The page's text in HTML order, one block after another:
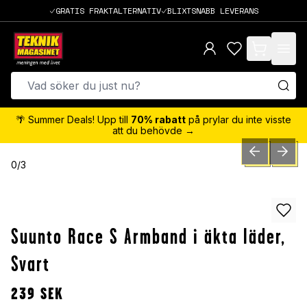
GRATIS FRAKTALTERNATIV BLIXTSNABB LEVERANS
items in cart,
🌴 Summer Deals! Upp till 70% rabatt på prylar du inte visste
att du behövde →
0/3 PREVIOUSNEXT
Suunto Race S Armband i äkta läder,
Svart
239 SEK